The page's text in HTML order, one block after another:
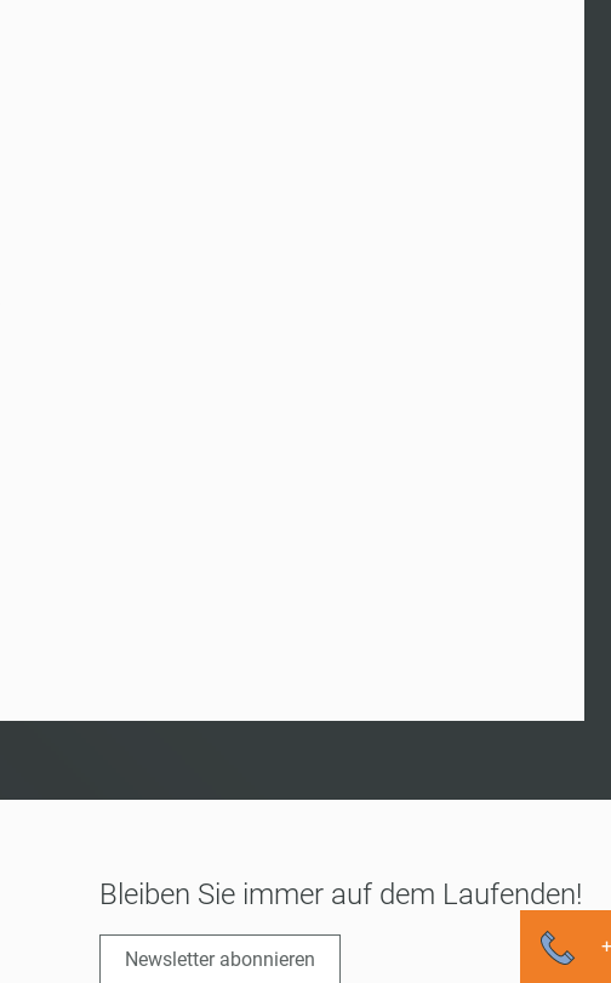
Bleiben Sie immer auf dem Laufenden!
Newsletter abonnieren